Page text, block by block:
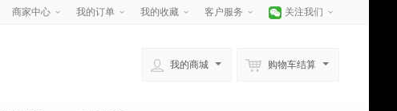
商家中心 我的订单 我的收藏 客户服务 关注我们
我的商城 购物车结算